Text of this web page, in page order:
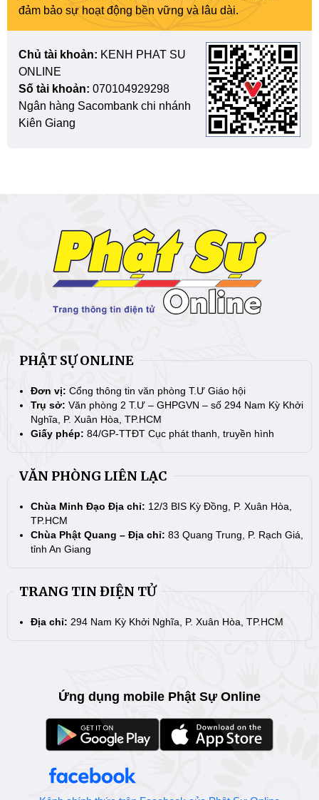
đảm bảo sự hoạt động bền vững và lâu dài.
Chủ tài khoản: KENH PHAT SU
ONLINE
Số tài khoản: 070104929298
Ngân hàng Sacombank chi nhánh
Kiên Giang
PHẬT SỰ ONLINE
Đơn vị: Cổng thông tin văn phòng T.Ư Giáo hội
Trụ sở: Văn phòng 2 T.Ư – GHPGVN – số 294 Nam Kỳ Khởi
Nghĩa, P. Xuân Hòa, TP.HCM
Giấy phép: 84/GP-TTĐT Cục phát thanh, truyền hình
VĂN PHÒNG LIÊN LẠC
Chùa Minh Đạo Địa chỉ: 12/3 BIS Kỳ Đồng, P. Xuân Hòa,
TP.HCM
Chùa Phật Quang – Địa chỉ: 83 Quang Trung, P. Rạch Giá,
tỉnh An Giang
TRANG TIN ĐIỆN TỬ
Địa chỉ: 294 Nam Kỳ Khởi Nghĩa, P. Xuân Hòa, TP.HCM
Ứng dụng mobile Phật Sự Online